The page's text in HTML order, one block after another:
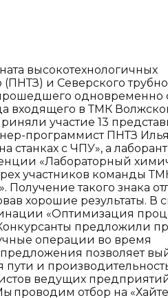
высокотехнологичных
и Северского
одновременно
входящего в ТМК
участие 13
­программист ПНТЗ
станках с ЧПУ», а лаборант
«Лабораторный
участников команды
Получение такого знака
хорошие результаты. В
«Оптимизация
предложили
операции во время
позволяет
и
ведущих
проводим отбор на